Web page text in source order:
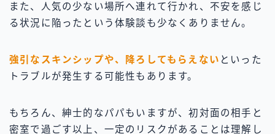
また、人気の少ない場所へ連れて行かれ、不安を感じ
る状況に陥ったという体験談も少なくありません。
強引なスキンシップや、降ろしてもらえない といった
トラブルが発生する可能性もあります。
もちろん、紳士的なパパもいますが、初対面の相手と
密室で過ごす以上、一定のリスクがあることは理解し